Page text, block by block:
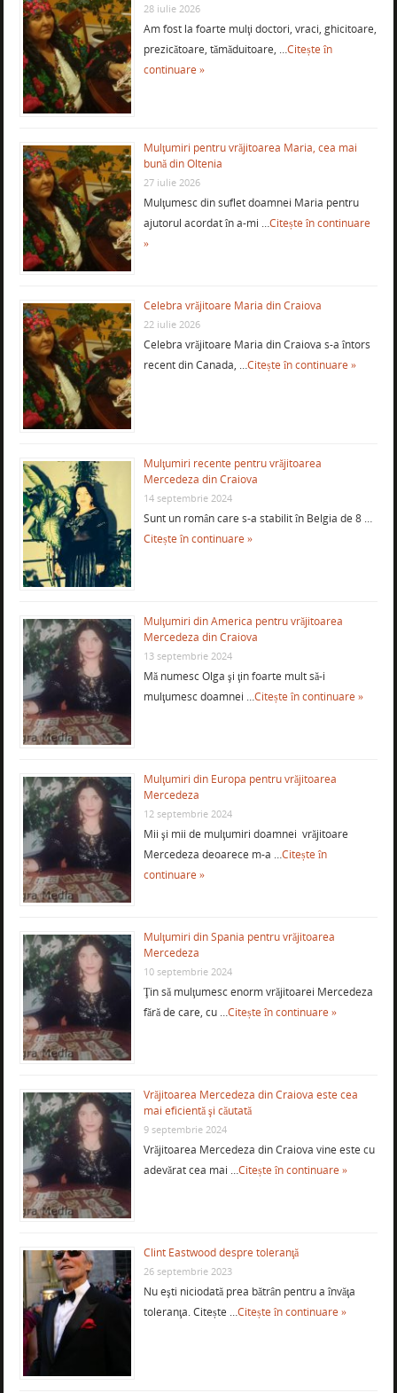
28 iulie 2026
Am fost la foarte mulţi doctori, vraci, ghicitoare,
prezicătoare, tămăduitoare, …Citește în
continuare »
Mulţumiri pentru vrăjitoarea Maria, cea mai
bună din Oltenia
27 iulie 2026
Mulţumesc din suflet doamnei Maria pentru
ajutorul acordat în a-mi …Citește în continuare
»
Celebra vrăjitoare Maria din Craiova
22 iulie 2026
Celebra vrăjitoare Maria din Craiova s-a întors
recent din Canada, …Citește în continuare »
Mulţumiri recente pentru vrăjitoarea
Mercedeza din Craiova
14 septembrie 2024
Sunt un român care s-a stabilit în Belgia de 8 …
Citește în continuare »
Mulţumiri din America pentru vrăjitoarea
Mercedeza din Craiova
13 septembrie 2024
Mă numesc Olga şi ţin foarte mult să-i
mulţumesc doamnei …Citește în continuare »
Mulţumiri din Europa pentru vrăjitoarea
Mercedeza
12 septembrie 2024
Mii şi mii de mulţumiri doamnei vrăjitoare
Mercedeza deoarece m-a …Citește în
continuare »
Mulţumiri din Spania pentru vrăjitoarea
Mercedeza
10 septembrie 2024
Ţin să mulţumesc enorm vrăjitoarei Mercedeza
fără de care, cu …Citește în continuare »
Vrăjitoarea Mercedeza din Craiova este cea
mai eficientă şi căutată
9 septembrie 2024
Vrăjitoarea Mercedeza din Craiova vine este cu
adevărat cea mai …Citește în continuare »
Clint Eastwood despre toleranţă
26 septembrie 2023
Nu eşti niciodată prea bătrân pentru a învăţa
toleranţa. Citește …Citește în continuare »